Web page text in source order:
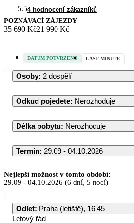
5.54 hodnocení zákazníků
POZNÁVACÍ ZÁJEZDY
35 690 Kč21 990 Kč
DATUM POTVRZENO LAST MINUTE
Osoby: 2 dospělí
Odkud pojedete: Nerozhoduje
Délka pobytu: Nerozhoduje
Termín: 29.09 - 04.10.2026
Září 2026
PO ÚT ST ČT
Nejlepší možnost v tomto období:
29.09 - 04.10.2026 (6 dní, 5 nocí)
Odlet: Praha (letiště), 16:45
Letový řád